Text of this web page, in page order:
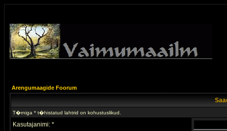
Arengumaagide Foorum
T�rniga * t�histatud lahtrid on kohustuslikud.
Kasutajanimi: *